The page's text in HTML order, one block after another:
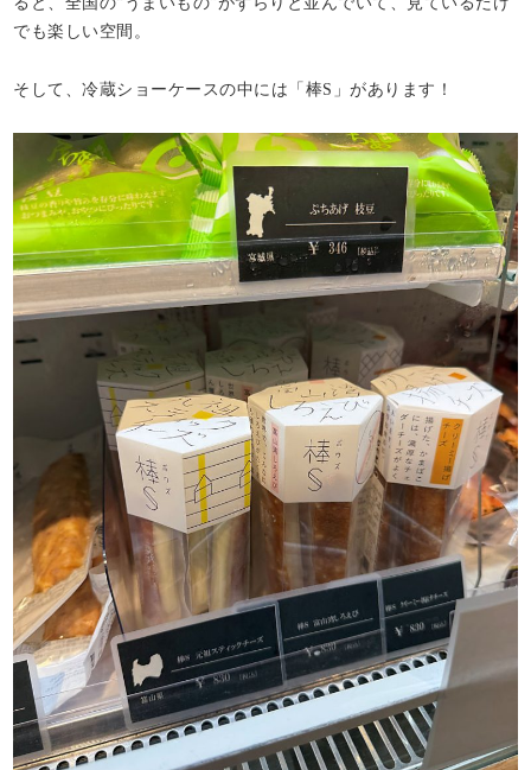
でも楽しい空間。
そして、冷蔵ショーケースの中には「棒S」があります！